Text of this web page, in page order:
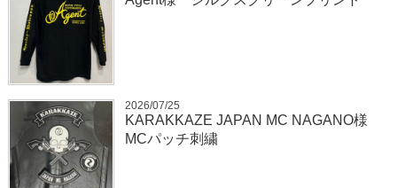
2026/07/25
KARAKKAZE JAPAN MC NAGANO様
MCパッチ刺繍